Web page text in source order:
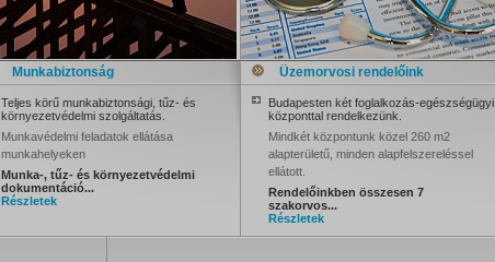
Munkabiztonság Üzemorvosi rendelőink
Teljes körű munkabiztonsági, tűz- és
környezetvédelmi szolgáltatás.
Munkavédelmi feladatok ellátása
munkahelyeken
Munka-, tűz- és környezetvédelmi
dokumentáció...
Részletek
Budapesten két foglalkozás-egészségügyi
központtal rendelkezünk.
Mindkét központunk közel 260 m2
alapterületű, minden alapfelszereléssel
ellátott.
Rendelőinkben összesen 7
szakorvos...
Részletek